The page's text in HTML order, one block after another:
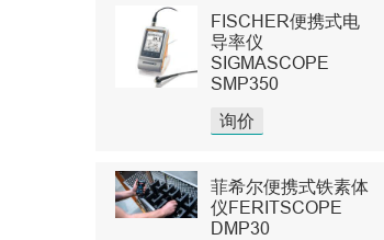
FISCHER便携式电
导率仪
SIGMASCOPE
SMP350
询价
菲希尔便携式铁素体
仪FERITSCOPE
DMP30